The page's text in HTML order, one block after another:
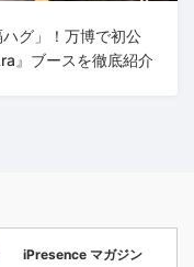
ハグ」！万博で初公
』ブースを徹底紹介
iPresence マガジン